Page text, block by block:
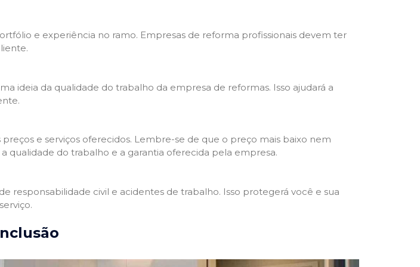
e experiência no ramo. Empresas de reforma profissionais devem ter
ideia da qualidade do trabalho da empresa de reformas. Isso ajudará a
e serviços oferecidos. Lembre-se de que o preço mais baixo nem
qualidade do trabalho e a garantia oferecida pela empresa.
responsabilidade civil e acidentes de trabalho. Isso protegerá você e sua